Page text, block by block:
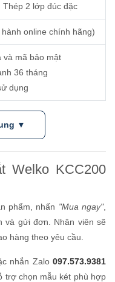
Thép 2 lớp đúc đặc
online chính hãng)
và mã bảo mật
36 tháng
dụng
▼
Welko KCC200
phẩm, nhấn "Mua ngay",
và gửi đơn. Nhân viên sẽ
hàng theo yêu cầu.
nhắn Zalo097.573.9381
trợ chọn mẫu két phù hợp